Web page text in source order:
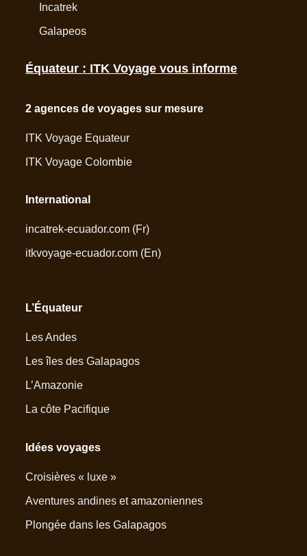
Incatrek
Galapeos
Équateur : ITK Voyage vous informe
2 agences de voyages sur mesure
ITK Voyage Equateur
ITK Voyage Colombie
International
incatrek-ecuador.com (Fr)
itkvoyage-ecuador.com (En)
L’Équateur
Les Andes
Les îles des Galapagos
L’Amazonie
La côte Pacifique
Idées voyages
Croisières « luxe »
Aventures andines et amazoniennes
Plongée dans les Galapagos